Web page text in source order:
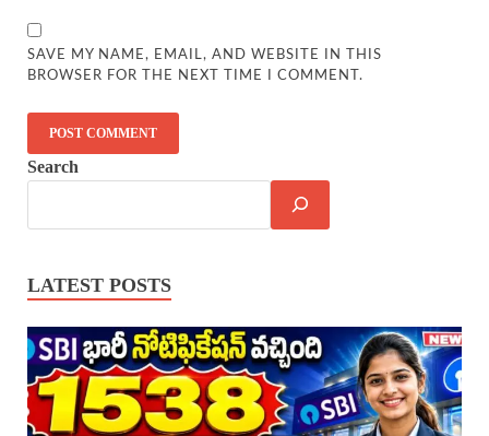
SAVE MY NAME, EMAIL, AND WEBSITE IN THIS
BROWSER FOR THE NEXT TIME I COMMENT.
Search
LATEST POSTS